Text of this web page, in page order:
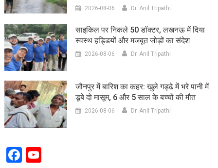
2026-08-06 Dr. Anil Tripathi
साइकिल पर निकले 50 डॉक्टर, लखनऊ में दिया
स्वस्थ हड्डियों और मजबूत जोड़ों का संदेश
2026-08-06 Dr. Anil Tripathi
जौनपुर में बारिश का कहर: खुले गड्ढे में भरे पानी में
डूबे दो मासूम, 6 और 5 साल के बच्चों की मौत
2026-08-06 Dr. Anil Tripathi
Facebook
YouTube